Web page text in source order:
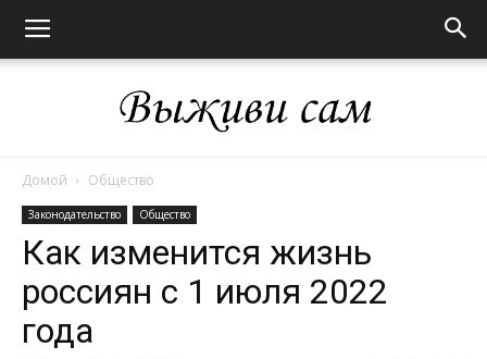
сам
Домой Общество
Законодательство Общество
Как изменится жизнь
россиян с 1 июля 2022
года